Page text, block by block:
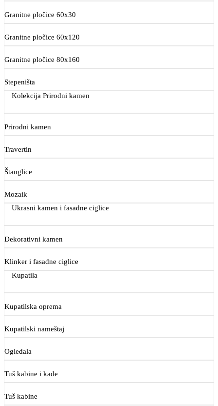
Granitne pločice 60x30
Granitne pločice 60x120
Granitne pločice 80x160
Stepeništa
Kolekcija Prirodni kamen
Prirodni kamen
Travertin
Štanglice
Mozaik
Ukrasni kamen i fasadne ciglice
Dekorativni kamen
Klinker i fasadne ciglice
Kupatila
Kupatilska oprema
Kupatilski nameštaj
Ogledala
Tuš kabine i kade
Tuš kabine